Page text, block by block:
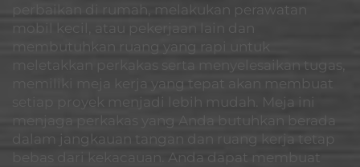
perbaikan di rumah, melakukan perawatan
mobil kecil, atau pekerjaan lain dan
membutuhkan ruang yang rapi untuk
meletakkan perkakas serta menyelesaikan tugas,
memiliki meja kerja yang tepat akan membuat
setiap proyek menjadi lebih mudah. Meja ini
menjaga perkakas yang Anda butuhkan berada
dalam jangkauan tangan dan ruang kerja tetap
bebas dari kekacauan. Anda dapat membuat